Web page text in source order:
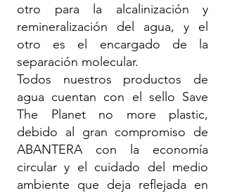
otro para la alcalinización y
remineralización del agua, y el
otro es el encargado de la
separación molecular.
Todos nuestros productos de
agua cuentan con el sello Save
The Planet no more plastic,
debido al gran compromiso de
ABANTERA con la economía
circular y el cuidado del medio
ambiente que deja reflejada en